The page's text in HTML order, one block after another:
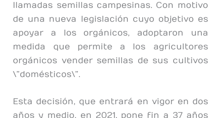
llamadas semillas campesinas. Con motivo
de una nueva legislación cuyo objetivo es
apoyar a los orgánicos, adoptaron una
medida que permite a los agricultores
orgánicos vender semillas de sus cultivos
\”domésticos\”.
Esta decisión, que entrará en vigor en dos
años y medio, en 2021, pone fin a 37 años